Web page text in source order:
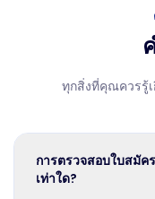
ทุกสิ่งที่คุณควรรู้เ
การตรวจสอบใบสมัค
เท่าใด?